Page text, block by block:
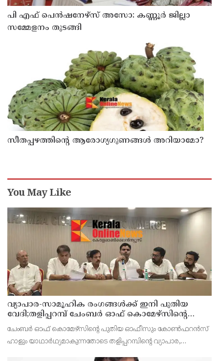
പി എഫ് പെൻഷനേഴ്സ് അസോ: കണ്ണൂർ ജില്ലാ
സമ്മേളനം തുടങ്ങി
സീതപ്പഴത്തിന്റെ ആരോഗ്യഗുണങ്ങൾ അറിയാമോ?
You May Like
വ്യാപാര-സാമൂഹിക രംഗങ്ങൾക്ക് ഇനി പുതിയ
വേദി;തളിപ്പറമ്പ് ചേംബർ ഓഫ് കൊമേഴ്‌സിന്റെ
ഓഫീസും കോൺഫറൻസ് ഹാളും ഒരുങ്ങി
ചേംബർ ഓഫ് കൊമേഴ്‌സിന്റെ പുതിയ ഓഫീസും കോൺഫറൻസ്
ഹാളും യാഥാർഥ്യമാകുന്നതോടെ തളിപ്പറമ്പിന്റെ വ്യാപാര,